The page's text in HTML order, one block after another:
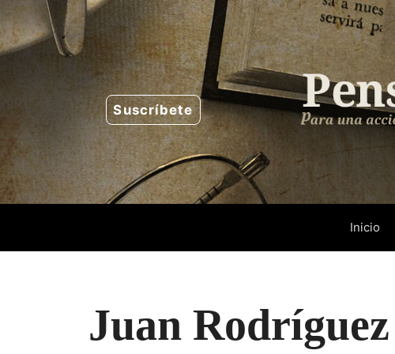
Saltar
al
contenido
Suscríbete
Inicio
Juan